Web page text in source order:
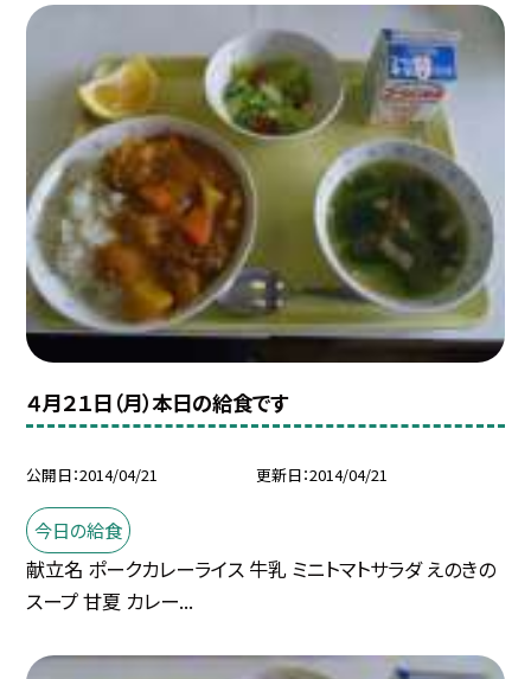
４月２１日（月）本日の給食です
公開日 2014/04/21 更新日 2014/04/21
今日の給食
献立名 ポークカレーライス 牛乳 ミニトマトサラダ えのきの
スープ 甘夏 カレー...